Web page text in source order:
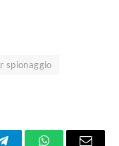
spionaggio